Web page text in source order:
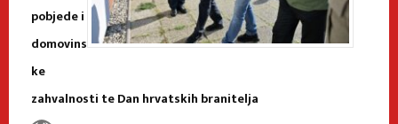
pobjede i
domovins
ke
zahvalnosti te Dan hrvatskih branitelja